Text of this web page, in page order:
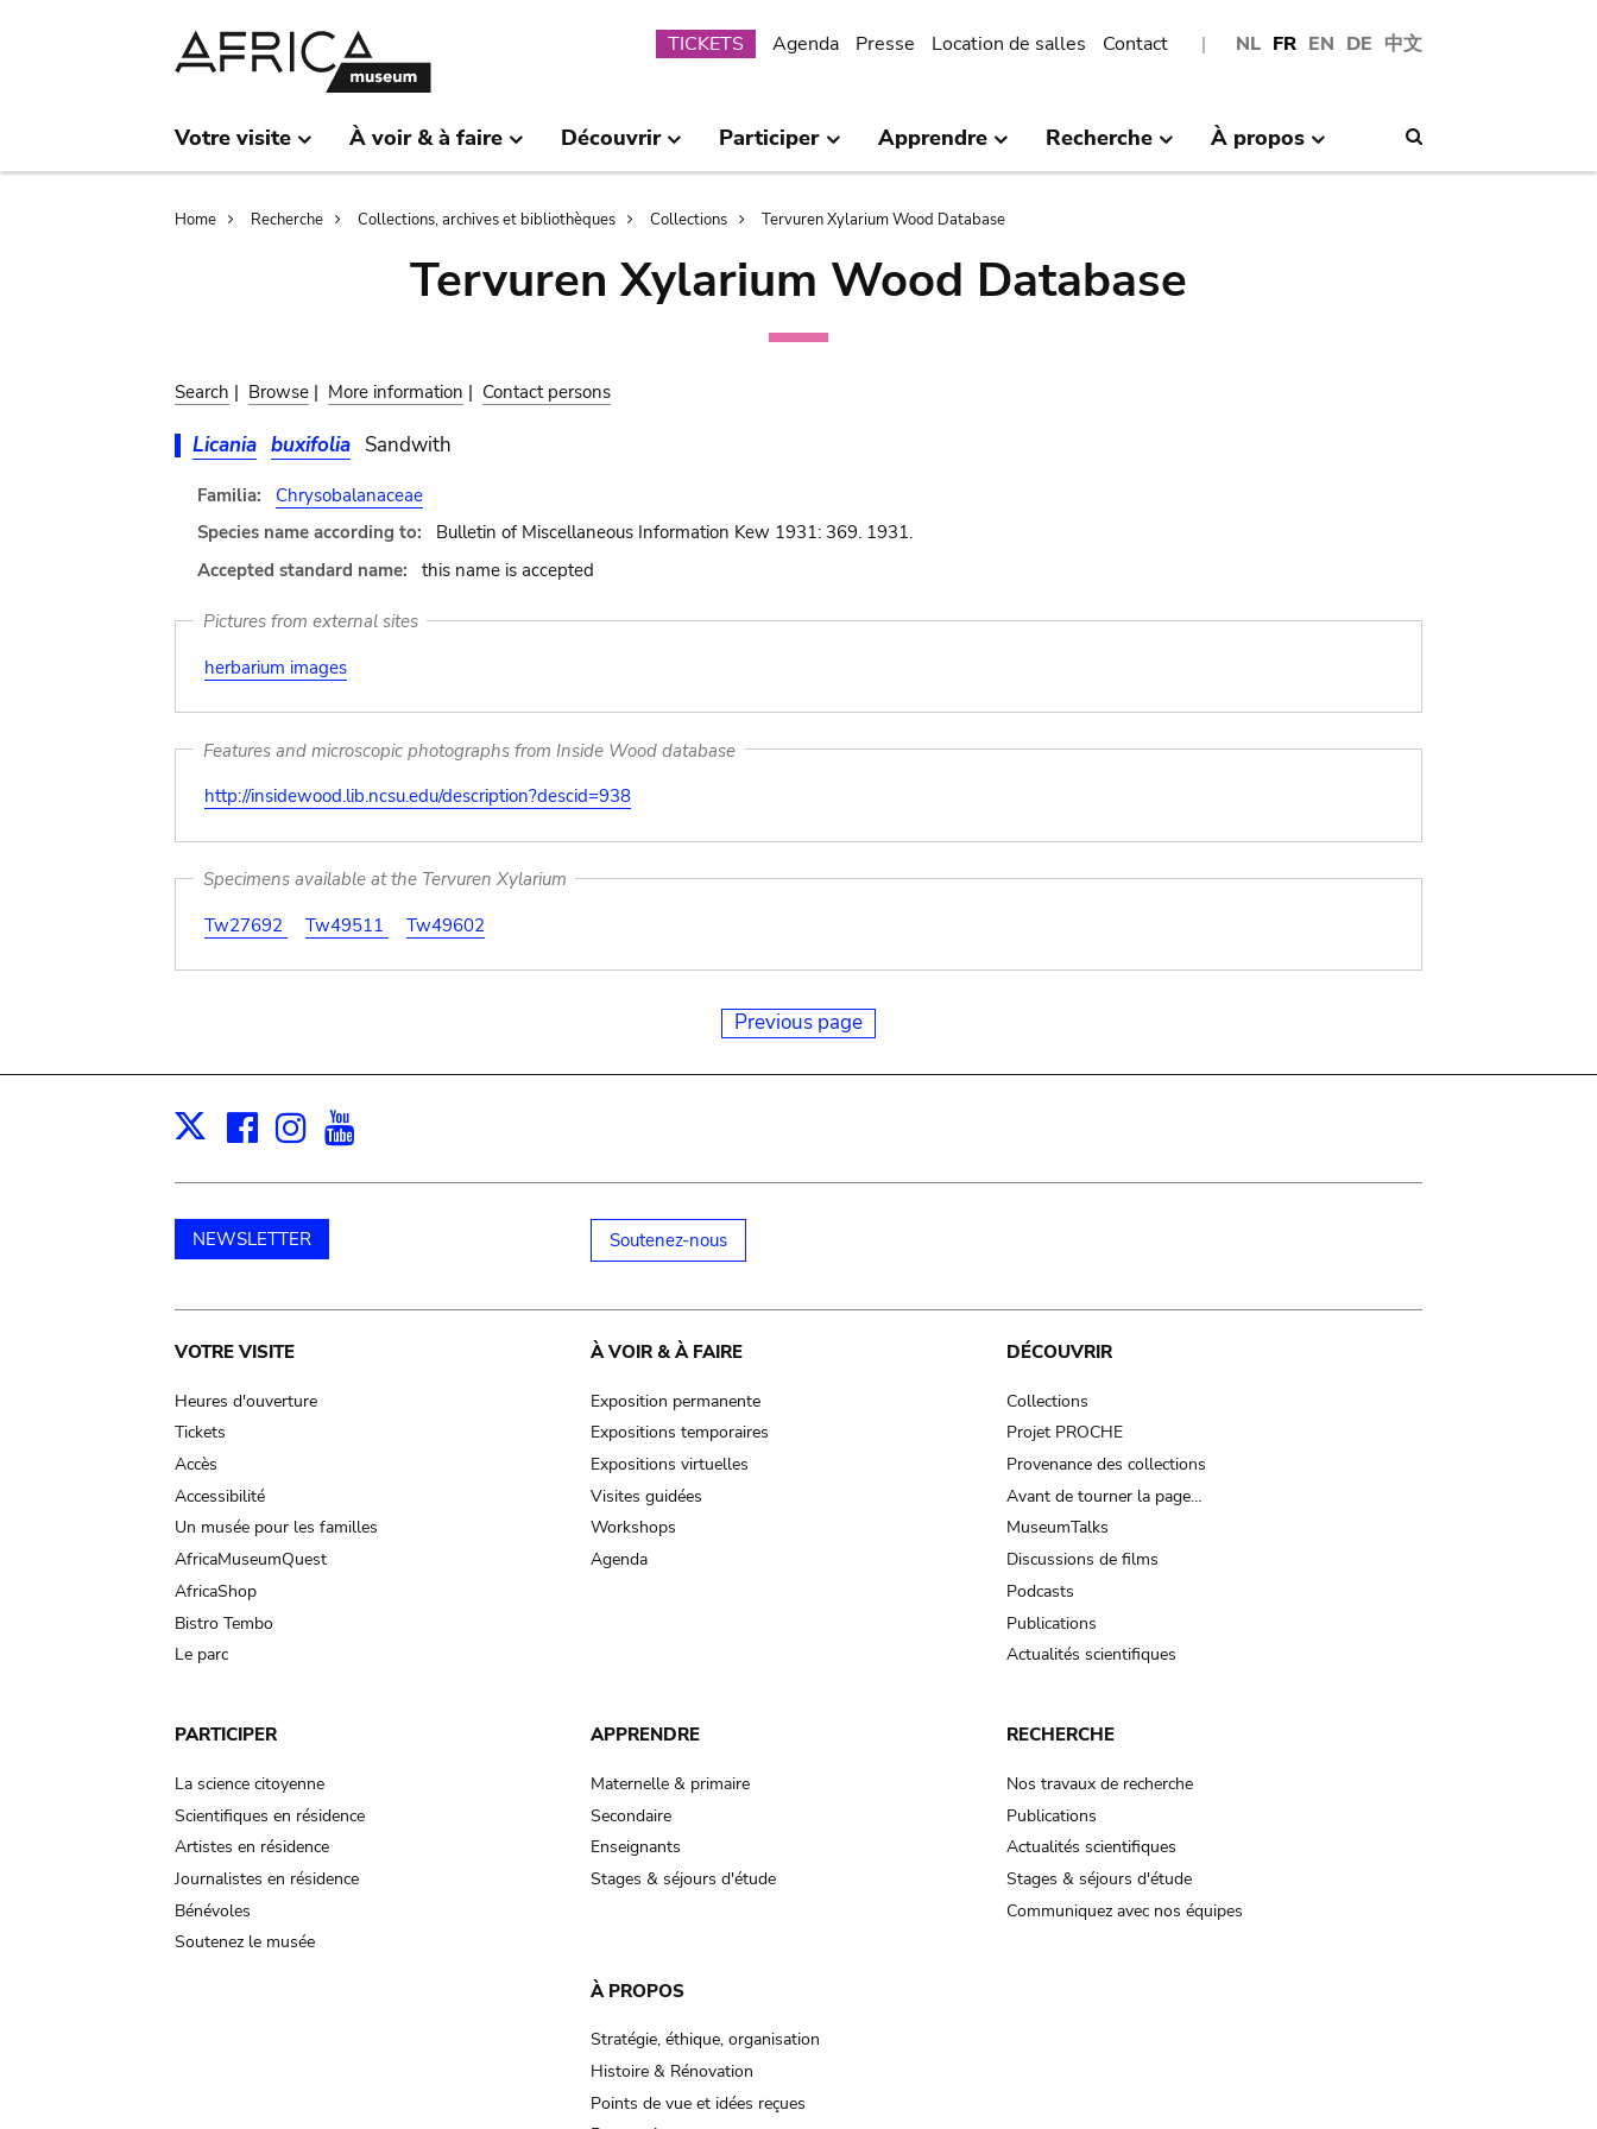
NL FR EN DE 中文
Submenu
TICKETS Agenda Presse Location de salles Contact
Votre visite À voir & à faire Découvrir Participer Apprendre Recherche À propos
Breadcrumb
Home Recherche Collections, archives et bibliothèques Collections Tervuren Xylarium Wood Database
Tervuren Xylarium Wood Database
Search | Browse | More information | Contact persons
Licania buxifolia Sandwith
Familia:
Chrysobalanaceae
Species name according to:
Bulletin of Miscellaneous Information Kew 1931: 369. 1931.
Accepted standard name:
this name is accepted
Pictures from external sites
herbarium images
Features and microscopic photographs from Inside Wood database
http://insidewood.lib.ncsu.edu/description?descid=938
Specimens available at the Tervuren Xylarium
Tw27692
Tw49511 Tw49602
Previous page
X Facebook
Instagram
NEWSLETTER Soutenez-nous
Main
navigation
VOTRE VISITE
Heures d'ouverture
Tickets
Accès
Accessibilité
Un musée pour les familles
AfricaMuseumQuest
AfricaShop
Bistro Tembo
Le parc
À VOIR & À FAIRE
Exposition permanente
Expositions temporaires
Expositions virtuelles
Visites guidées
Workshops
Agenda
DÉCOUVRIR
Collections
Projet PROCHE
Provenance des collections
Avant de tourner la page…
MuseumTalks
Discussions de films
Podcasts
Publications
Actualités scientifiques
PARTICIPER
La science citoyenne
Scientifiques en résidence
Artistes en résidence
Journalistes en résidence
Bénévoles
Soutenez le musée
APPRENDRE
Maternelle & primaire
Secondaire
Enseignants
Stages & séjours d'étude
RECHERCHE
Nos travaux de recherche
Publications
Actualités scientifiques
Stages & séjours d'étude
Communiquez avec nos équipes
À PROPOS
Stratégie, éthique, organisation
Histoire & Rénovation
Points de vue et idées reçues